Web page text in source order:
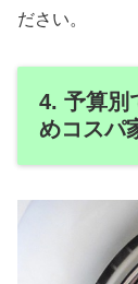
ださい。
4. 予算別
めコスパ